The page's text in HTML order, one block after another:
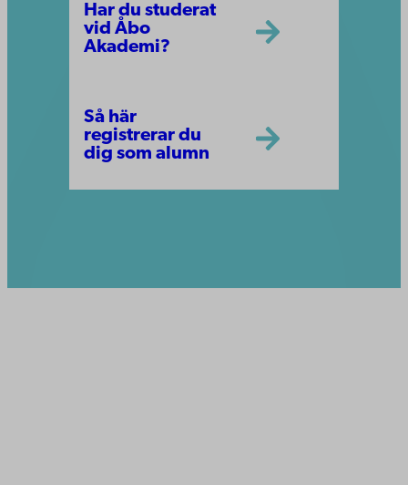
Har du studerat
vid Åbo
Akademi?
Så här
registrerar du
dig som alumn